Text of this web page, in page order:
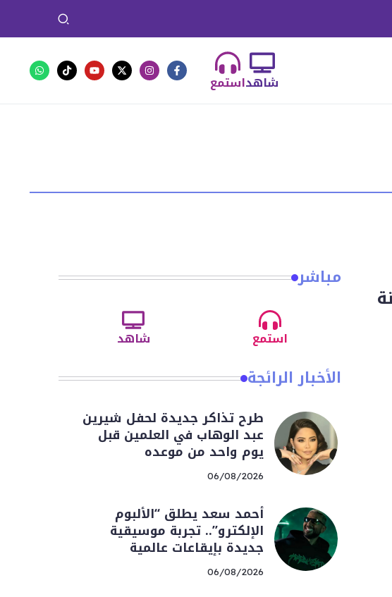
استمعشاهد
مباشر
استمع شاهد
الأخبار الرائجة
طرح تذاكر جديدة لحفل شيرين
عبد الوهاب في العلمين قبل
يوم واحد من موعده
06/08/2026
أحمد سعد يطلق “الألبوم
الإلكترو”.. تجربة موسيقية
جديدة بإيقاعات عالمية
06/08/2026